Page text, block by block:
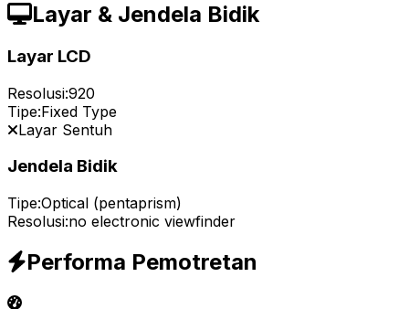
Layar & Jendela Bidik
Layar LCD
Resolusi:920
Tipe:Fixed Type
Layar Sentuh
Jendela Bidik
Tipe:Optical (pentaprism)
Resolusi:no electronic viewfinder
Performa Pemotretan